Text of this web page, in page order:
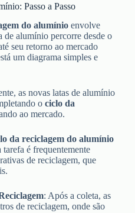
Passo a Passo
do alumínio envolve
de alumínio percorre desde o
seu retorno ao mercado
um diagrama simples e
as novas latas de alumínio
ociclo da
ao mercado.
da reciclagem do alumínio
tarefa é frequentemente
de reciclagem, que
: Após a coleta, as
de reciclagem, onde são